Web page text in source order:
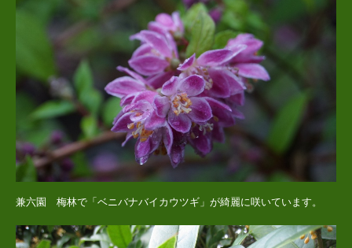
兼六園 梅林で「ベニバナバイカウツギ」が綺麗に咲いています。